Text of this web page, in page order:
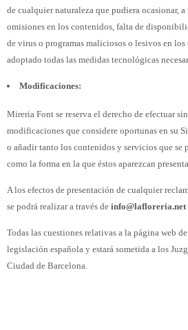
de cualquier naturaleza que pudiera ocasionar,
omisiones en los contenidos, falta de
de virus o programas maliciosos o lesivos en los
adoptado todas las medidas tecnológicas
Modificaciones:
Mireria Font se reserva el derecho de efectuar
modificaciones que considere oportunas en su
o añadir tanto los contenidos y servicios que se
como la forma en la que éstos aparezcan
A los efectos de presentación de cualquier
se podrá realizar a través de info@lafloreria.net
Todas las cuestiones relativas a la página web
legislación española y estará sometida a los
Ciudad de Barcelona.